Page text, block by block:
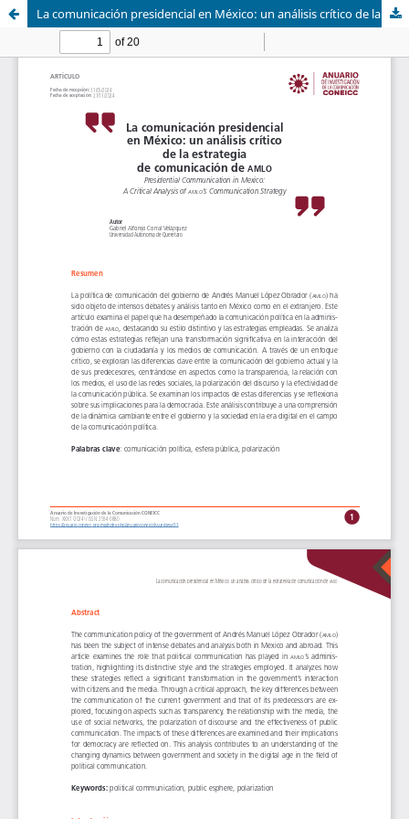
La comunicación presidencial en México: un análisis crítico de la estrategia de comunicación de AMLO